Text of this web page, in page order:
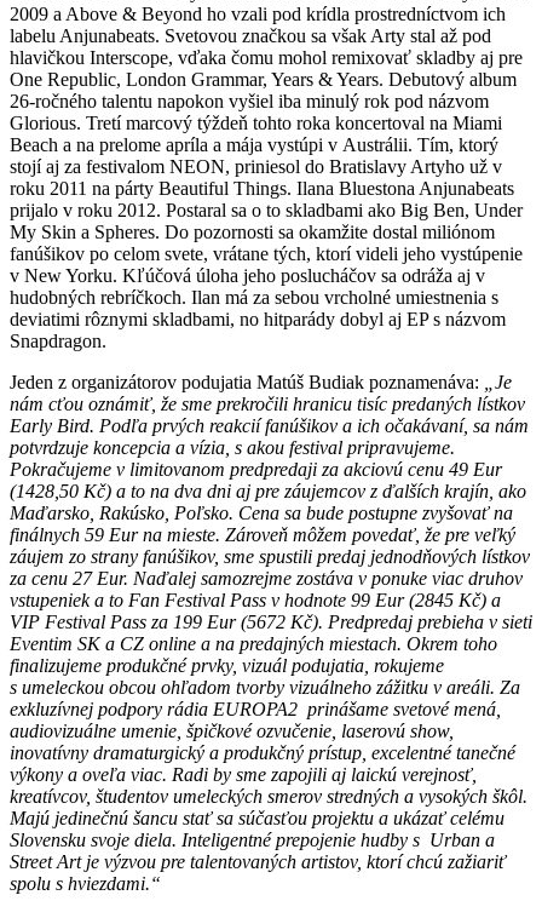
2009 a Above & Beyond ho vzali pod krídla prostredníctvom ich
labelu Anjunabeats. Svetovou značkou sa však Arty stal až pod
hlavičkou Interscope, vďaka čomu mohol remixovať skladby aj pre
One Republic, London Grammar, Years & Years. Debutový album
26-ročného talentu napokon vyšiel iba minulý rok pod názvom
Glorious. Tretí marcový týždeň tohto roka koncertoval na Miami
Beach a na prelome apríla a mája vystúpi v Austrálii. Tím, ktorý
stojí aj za festivalom NEON, priniesol do Bratislavy Artyho už v
roku 2011 na párty Beautiful Things. Ilana Bluestona Anjunabeats
prijalo v roku 2012. Postaral sa o to skladbami ako Big Ben, Under
My Skin a Spheres. Do pozornosti sa okamžite dostal miliónom
fanúšikov po celom svete, vrátane tých, ktorí videli jeho vystúpenie
v New Yorku. Kľúčová úloha jeho poslucháčov sa odráža aj v
hudobných rebríčkoch. Ilan má za sebou vrcholné umiestnenia s
deviatimi rôznymi skladbami, no hitparády dobyl aj EP s názvom
Snapdragon.
Jeden z organizátorov podujatia Matúš Budiak poznamenáva: „Je
nám cťou oznámiť, že sme prekročili hranicu tisíc predaných lístkov
Early Bird. Podľa prvých reakcií fanúšikov a ich očakávaní, sa nám
potvrdzuje koncepcia a vízia, s akou festival pripravujeme.
Pokračujeme v limitovanom predpredaji za akciovú cenu 49 Eur
(1428,50 Kč) a to na dva dni aj pre záujemcov z ďalších krajín, ako
Maďarsko, Rakúsko, Poľsko. Cena sa bude postupne zvyšovať na
finálnych 59 Eur na mieste. Zároveň môžem povedať, že pre veľký
záujem zo strany fanúšikov, sme spustili predaj jednodňových lístkov
za cenu 27 Eur. Naďalej samozrejme zostáva v ponuke viac druhov
vstupeniek a to Fan Festival Pass v hodnote 99 Eur (2845 Kč) a
VIP Festival Pass za 199 Eur (5672 Kč). Predpredaj prebieha v sieti
Eventim SK a CZ online a na predajných miestach. Okrem toho
finalizujeme produkčné prvky, vizuál podujatia, rokujeme
s umeleckou obcou ohľadom tvorby vizuálneho zážitku v areáli. Za
exkluzívnej podpory rádia EUROPA2 prinášame svetové mená,
audiovizuálne umenie, špičkové ozvučenie, laserovú show,
inovatívny dramaturgický a produkčný prístup, excelentné tanečné
výkony a oveľa viac. Radi by sme zapojili aj laickú verejnosť,
kreatívcov, študentov umeleckých smerov stredných a vysokých škôl.
Majú jedinečnú šancu stať sa súčasťou projektu a ukázať celému
Slovensku svoje diela. Inteligentné prepojenie hudby s Urban a
Street Art je výzvou pre talentovaných artistov, ktorí chcú zažiariť
spolu s hviezdami.“